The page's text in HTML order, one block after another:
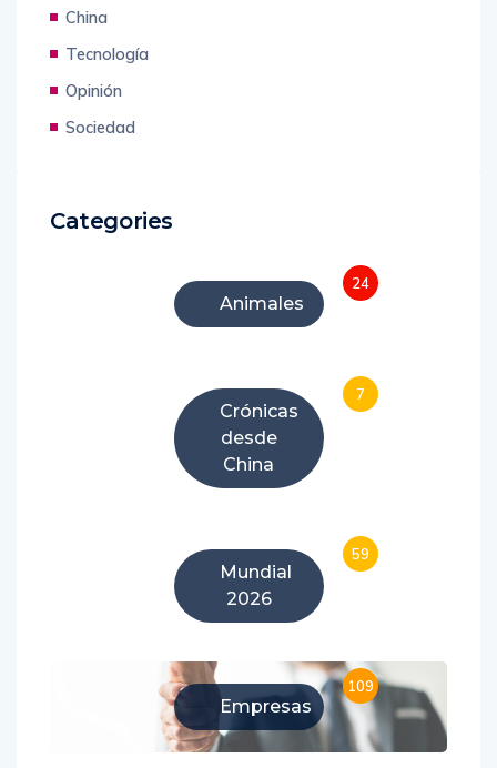
China
Tecnología
Opinión
Sociedad
Categories
Animales
24
Crónicas
desde
China
7
Mundial
2026
59
Empresas
109